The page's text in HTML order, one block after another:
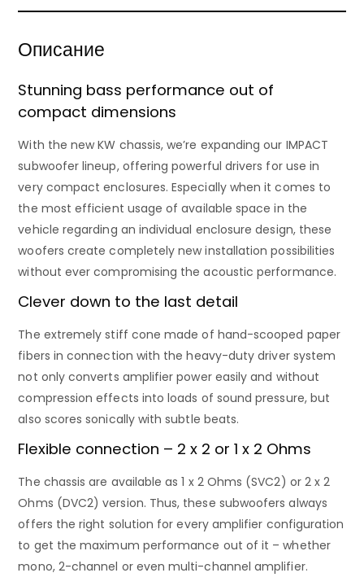
Описание
Stunning bass performance out of
compact dimensions
With the new KW chassis, we’re expanding our IMPACT
subwoofer lineup, offering powerful drivers for use in
very compact enclosures. Especially when it comes to
the most efficient usage of available space in the
vehicle regarding an individual enclosure design, these
woofers create completely new installation possibilities
without ever compromising the acoustic performance.
Clever down to the last detail
The extremely stiff cone made of hand-scooped paper
fibers in connection with the heavy-duty driver system
not only converts amplifier power easily and without
compression effects into loads of sound pressure, but
also scores sonically with subtle beats.
Flexible connection – 2 x 2 or 1 x 2 Ohms
The chassis are available as 1 x 2 Ohms (SVC2) or 2 x 2
Ohms (DVC2) version. Thus, these subwoofers always
offers the right solution for every amplifier configuration
to get the maximum performance out of it – whether
mono, 2-channel or even multi-channel amplifier.